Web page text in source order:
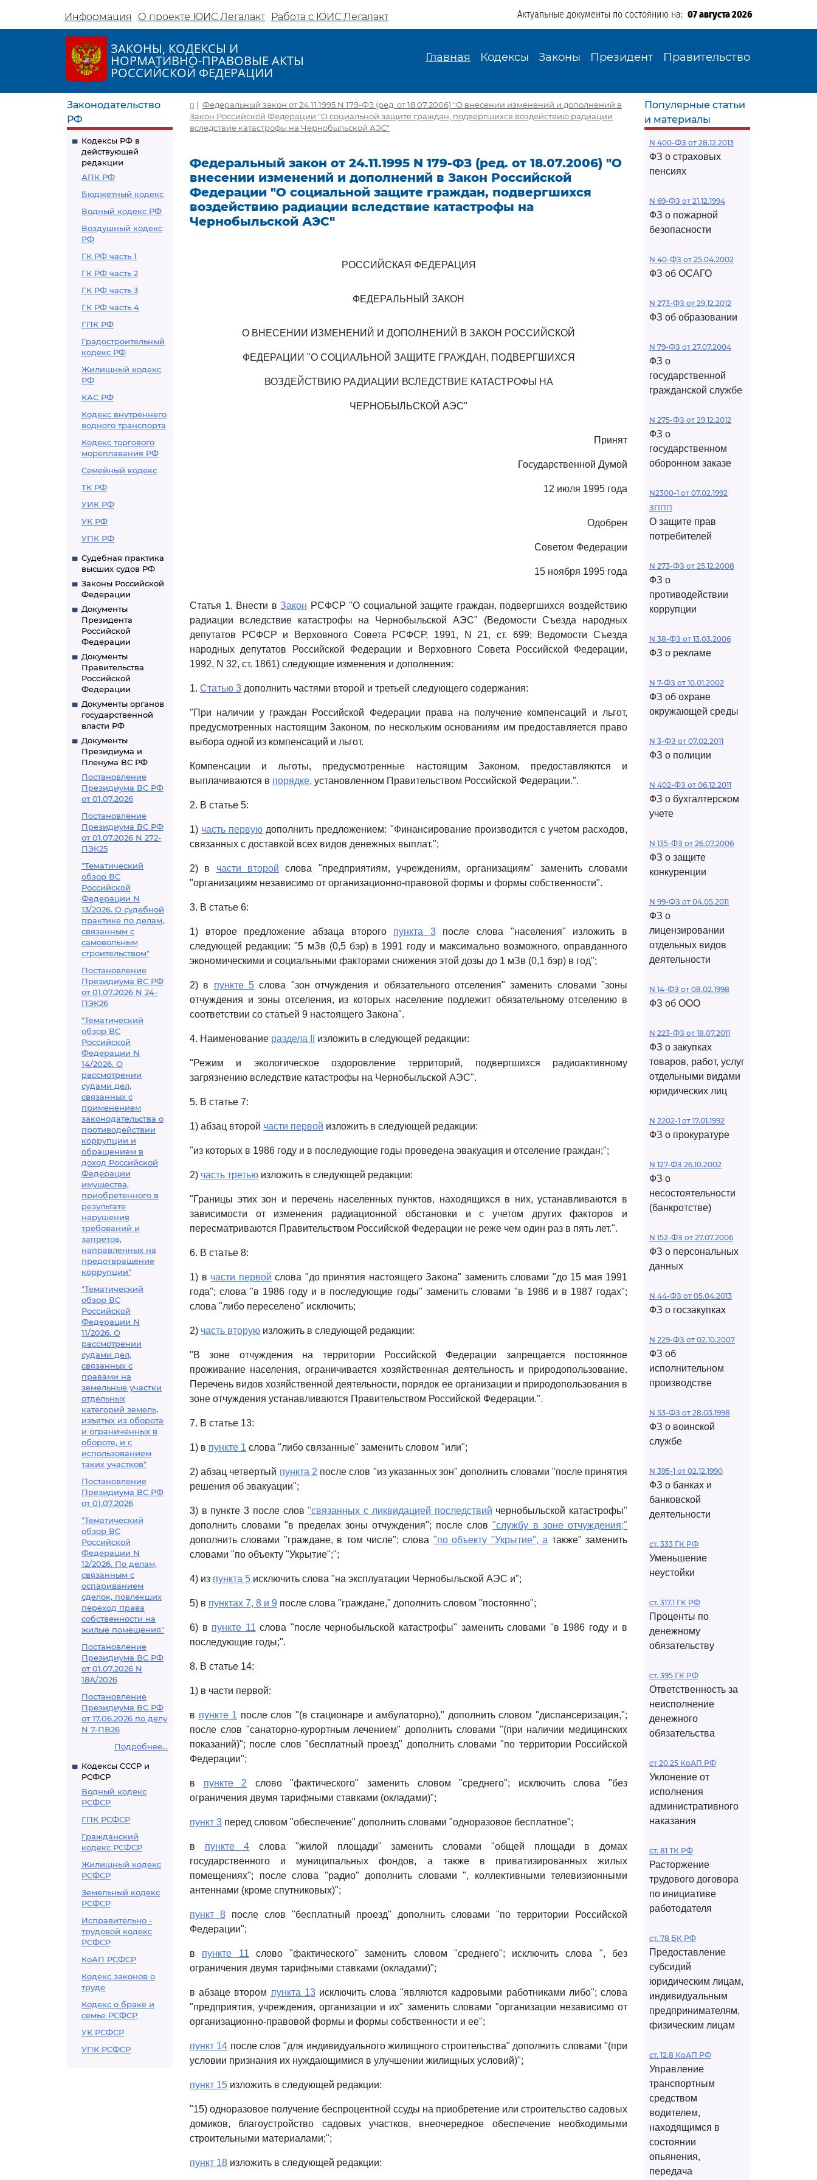
Информация О проекте ЮИС Легалакт Работа с ЮИС Легалакт Актуальные документы по состоянию на: 07 августа 2026
ЗАКОНЫ, КОДЕКСЫ И
НОРМАТИВНО-ПРАВОВЫЕ АКТЫ
РОССИЙСКОЙ ФЕДЕРАЦИИ
Главная Кодексы Законы Президент Правительство
Законодательство
РФ
Кодексы РФ в
действующей
редакции
АПК РФ
Бюджетный кодекс
Водный кодекс РФ
Воздушный кодекс
РФ
ГК РФ часть 1
ГК РФ часть 2
ГК РФ часть 3
ГК РФ часть 4
ГПК РФ
Градостроительный
кодекс РФ
Жилищный кодекс
РФ
КАС РФ
Кодекс внутреннего
водного транспорта
Кодекс торгового
мореплавания РФ
Семейный кодекс
ТК РФ
УИК РФ
УК РФ
УПК РФ
Судебная практика
высших судов РФ
Законы Российской
Федерации
Документы
Президента
Российской
Федерации
Документы
Правительства
Российской
Федерации
Документы органов
государственной
власти РФ
Документы
Президиума и
Пленума ВС РФ
Постановление
Президиума ВС РФ
от 01.07.2026
Постановление
Президиума ВС РФ
от 01.07.2026 N 272-
ПЭК25
"Тематический
обзор ВС
Российской
Федерации N
13/2026. О судебной
практике по делам,
связанным с
самовольным
строительством"
Постановление
Президиума ВС РФ
от 01.07.2026 N 24-
ПЭК26
"Тематический
обзор ВС
Российской
Федерации N
14/2026. О
рассмотрении
судами дел,
связанных с
применением
законодательства о
противодействии
коррупции и
обращением в
доход Российской
Федерации
имущества,
приобретенного в
результате
нарушения
требований и
запретов,
направленных на
предотвращение
коррупции"
"Тематический
обзор ВС
Российской
Федерации N
11/2026. О
рассмотрении
судами дел,
связанных с
правами на
земельные участки
отдельных
категорий земель,
изъятых из оборота
и ограниченных в
обороте, и с
использованием
таких участков"
Постановление
Президиума ВС РФ
от 01.07.2026
"Тематический
обзор ВС
Российской
Федерации N
12/2026. По делам,
связанным с
оспариванием
сделок, повлекших
переход права
собственности на
жилые помещения"
Постановление
Президиума ВС РФ
от 01.07.2026 N
18А/2026
Постановление
Президиума ВС РФ
от 17.06.2026 по делу
N 7-ПВ26
Подробнее...
Кодексы СССР и
РСФСР
Водный кодекс
РСФСР
ГПК РСФСР
Гражданский
кодекс РСФСР
Жилищный кодекс
РСФСР
Земельный кодекс
РСФСР
Исправительно -
трудовой кодекс
РСФСР
КоАП РСФСР
Кодекс законов о
труде
Кодекс о браке и
семье РСФСР
УК РСФСР
УПК РСФСР
| Федеральный закон от 24.11.1995 N 179-ФЗ (ред. от 18.07.2006) "О внесении изменений и дополнений в
Закон Российской Федерации "О социальной защите граждан, подвергшихся воздействию радиации
вследствие катастрофы на Чернобыльской АЭС"
Федеральный закон от 24.11.1995 N 179-ФЗ (ред. от 18.07.2006) "О
внесении изменений и дополнений в Закон Российской
Федерации "О социальной защите граждан, подвергшихся
воздействию радиации вследствие катастрофы на
Чернобыльской АЭС"
РОССИЙСКАЯ ФЕДЕРАЦИЯ
ФЕДЕРАЛЬНЫЙ ЗАКОН
О ВНЕСЕНИИ ИЗМЕНЕНИЙ И ДОПОЛНЕНИЙ В ЗАКОН РОССИЙСКОЙ
ФЕДЕРАЦИИ "О СОЦИАЛЬНОЙ ЗАЩИТЕ ГРАЖДАН, ПОДВЕРГШИХСЯ
ВОЗДЕЙСТВИЮ РАДИАЦИИ ВСЛЕДСТВИЕ КАТАСТРОФЫ НА
ЧЕРНОБЫЛЬСКОЙ АЭС"
Принят
Государственной Думой
12 июля 1995 года
Одобрен
Советом Федерации
15 ноября 1995 года
Статья 1. Внести вЗакон РСФСР "О социальной защите граждан, подвергшихся воздействию
радиации вследствие катастрофы на Чернобыльской АЭС" (Ведомости Съезда народных
депутатов РСФСР и Верховного Совета РСФСР, 1991, N 21, ст. 699; Ведомости Съезда
народных депутатов Российской Федерации и Верховного Совета Российской Федерации,
1992, N 32, ст. 1861) следующие изменения и дополнения:
1. Статью 3 дополнить частями второй и третьей следующего содержания:
"При наличии у граждан Российской Федерации права на получение компенсаций и льгот,
предусмотренных настоящим Законом, по нескольким основаниям им предоставляется право
выбора одной из компенсаций и льгот.
Компенсации и льготы, предусмотренные настоящим Законом, предоставляются и
выплачиваются в порядке, установленном Правительством Российской Федерации.".
2. В статье 5:
1) часть первую дополнить предложением: "Финансирование производится с учетом расходов,
связанных с доставкой всех видов денежных выплат.";
2) в части второй слова "предприятиям, учреждениям, организациям" заменить словами
"организациям независимо от организационно-правовой формы и формы собственности".
3. В статье 6:
1) второе предложение абзаца второго пункта 3после слова "населения" изложить в
следующей редакции: "5 мЗв (0,5 бэр) в 1991 году и максимально возможного, оправданного
экономическими и социальными факторами снижения этой дозы до 1 мЗв (0,1 бэр) в год";
2) в пункте 5 слова "зон отчуждения и обязательного отселения" заменить словами "зоны
отчуждения и зоны отселения, из которых население подлежит обязательному отселению в
соответствии со статьей 9 настоящего Закона".
4. Наименование раздела II изложить в следующей редакции:
"Режим и экологическое оздоровление территорий, подвергшихся радиоактивному
загрязнению вследствие катастрофы на Чернобыльской АЭС".
5. В статье 7:
1) абзац второй части первой изложить в следующей редакции:
"из которых в 1986 году и в последующие годы проведена эвакуация и отселение граждан;";
2) часть третью изложить в следующей редакции:
"Границы этих зон и перечень населенных пунктов, находящихся в них, устанавливаются в
зависимости от изменения радиационной обстановки и с учетом других факторов и
пересматриваются Правительством Российской Федерации не реже чем один раз в пять лет.".
6. В статье 8:
1) в части первой слова "до принятия настоящего Закона" заменить словами "до 15 мая 1991
года"; слова "в 1986 году и в последующие годы" заменить словами "в 1986 и в 1987 годах";
слова "либо переселено" исключить;
2) часть вторую изложить в следующей редакции:
"В зоне отчуждения на территории Российской Федерации запрещается постоянное
проживание населения, ограничивается хозяйственная деятельность и природопользование.
Перечень видов хозяйственной деятельности, порядок ее организации и природопользования в
зоне отчуждения устанавливаются Правительством Российской Федерации.".
7. В статье 13:
1) в пункте 1 слова "либо связанные" заменить словом "или";
2) абзац четвертый пункта 2 после слов "из указанных зон" дополнить словами "после принятия
решения об эвакуации";
3) в пункте 3 после слов"связанных с ликвидацией последствий чернобыльской катастрофы"
дополнить словами "в пределах зоны отчуждения"; после слов"службу в зоне отчуждения;"
дополнить словами "граждане, в том числе"; слова "по объекту "Укрытие", а также" заменить
словами "по объекту "Укрытие";";
4) из пункта 5 исключить слова "на эксплуатации Чернобыльской АЭС и";
5) в пунктах 7, 8 и 9 после слова "граждане," дополнить словом "постоянно";
6) в пункте 11 слова "после чернобыльской катастрофы" заменить словами "в 1986 году и в
последующие годы;".
8. В статье 14:
1) в части первой:
в пункте 1 после слов "(в стационаре и амбулаторно)," дополнить словом "диспансеризация,";
после слов "санаторно-курортным лечением" дополнить словами "(при наличии медицинских
показаний)"; после слов "бесплатный проезд" дополнить словами "по территории Российской
Федерации";
в пункте 2 слово "фактического" заменить словом "среднего"; исключить слова "без
ограничения двумя тарифными ставками (окладами)";
пункт 3 перед словом "обеспечение" дополнить словами "одноразовое бесплатное";
в пункте 4 слова "жилой площади" заменить словами "общей площади в домах
государственного и муниципальных фондов, а также в приватизированных жилых
помещениях"; после слова "радио" дополнить словами ", коллективными телевизионными
антеннами (кроме спутниковых)";
пункт 8 после слов "бесплатный проезд" дополнить словами "по территории Российской
Федерации";
в пункте 11 слово "фактического" заменить словом "среднего"; исключить слова ", без
ограничения двумя тарифными ставками (окладами)";
в абзаце втором пункта 13исключить слова "являются кадровыми работниками либо"; слова
"предприятия, учреждения, организации и их" заменить словами "организации независимо от
организационно-правовой формы и формы собственности и ее";
пункт 14 после слов "для индивидуального жилищного строительства" дополнить словами "(при
условии признания их нуждающимися в улучшении жилищных условий)";
пункт 15 изложить в следующей редакции:
"15) одноразовое получение беспроцентной ссуды на приобретение или строительство садовых
домиков, благоустройство садовых участков, внеочередное обеспечение необходимыми
строительными материалами;";
пункт 18 изложить в следующей редакции:
Популярные статьи
и материалы
N 400-ФЗ от 28.12.2013
ФЗ о страховых
пенсиях
N 69-ФЗ от 21.12.1994
ФЗ о пожарной
безопасности
N 40-ФЗ от 25.04.2002
ФЗ об ОСАГО
N 273-ФЗ от 29.12.2012
ФЗ об образовании
N 79-ФЗ от 27.07.2004
ФЗ о
государственной
гражданской службе
N 275-ФЗ от 29.12.2012
ФЗ о
государственном
оборонном заказе
N2300-1 от 07.02.1992
ЗППП
О защите прав
потребителей
N 273-ФЗ от 25.12.2008
ФЗ о
противодействии
коррупции
N 38-ФЗ от 13.03.2006
ФЗ о рекламе
N 7-ФЗ от 10.01.2002
ФЗ об охране
окружающей среды
N 3-ФЗ от 07.02.2011
ФЗ о полиции
N 402-ФЗ от 06.12.2011
ФЗ о бухгалтерском
учете
N 135-ФЗ от 26.07.2006
ФЗ о защите
конкуренции
N 99-ФЗ от 04.05.2011
ФЗ о
лицензировании
отдельных видов
деятельности
N 14-ФЗ от 08.02.1998
ФЗ об ООО
N 223-ФЗ от 18.07.2011
ФЗ о закупках
товаров, работ, услуг
отдельными видами
юридических лиц
N 2202-1 от 17.01.1992
ФЗ о прокуратуре
N 127-ФЗ 26.10.2002
ФЗ о
несостоятельности
(банкротстве)
N 152-ФЗ от 27.07.2006
ФЗ о персональных
данных
N 44-ФЗ от 05.04.2013
ФЗ о госзакупках
N 229-ФЗ от 02.10.2007
ФЗ об
исполнительном
производстве
N 53-ФЗ от 28.03.1998
ФЗ о воинской
службе
N 395-1 от 02.12.1990
ФЗ о банках и
банковской
деятельности
ст. 333 ГК РФ
Уменьшение
неустойки
ст. 317.1 ГК РФ
Проценты по
денежному
обязательству
ст. 395 ГК РФ
Ответственность за
неисполнение
денежного
обязательства
ст 20.25 КоАП РФ
Уклонение от
исполнения
административного
наказания
ст. 81 ТК РФ
Расторжение
трудового договора
по инициативе
работодателя
ст. 78 БК РФ
Предоставление
субсидий
юридическим лицам,
индивидуальным
предпринимателям,
физическим лицам
ст. 12.8 КоАП РФ
Управление
транспортным
средством
водителем,
находящимся в
состоянии
опьянения,
передача